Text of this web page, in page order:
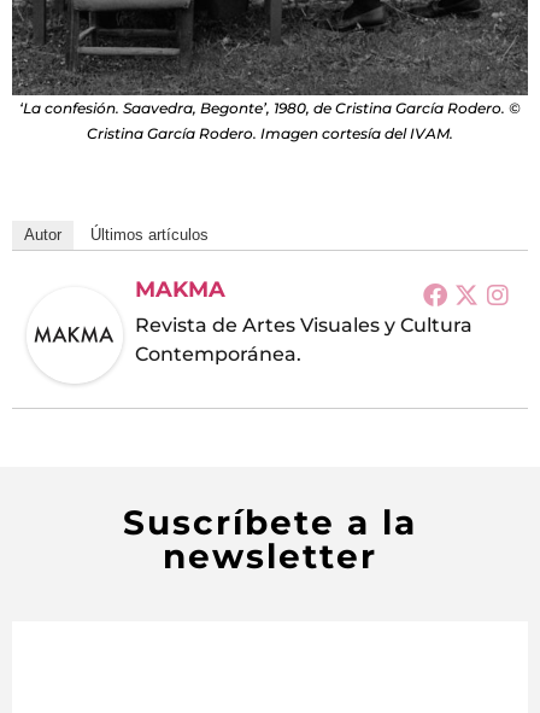
‘La confesión. Saavedra, Begonte’, 1980, de Cristina García Rodero. ©
Cristina García Rodero. Imagen cortesía del IVAM.
Autor Últimos artículos
MAKMA
Revista de Artes Visuales y Cultura
Contemporánea.
Suscríbete a la
newsletter